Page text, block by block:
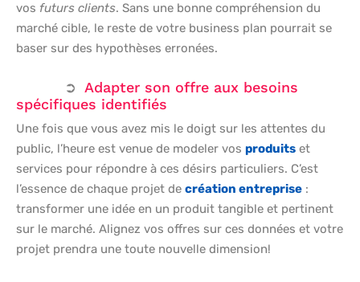
vos futurs clients. Sans une bonne compréhension du
marché cible, le reste de votre business plan pourrait se
baser sur des hypothèses erronées.
Adapter son offre aux besoins
spécifiques identifiés
Une fois que vous avez mis le doigt sur les attentes du
public, l’heure est venue de modeler vos produits et
services pour répondre à ces désirs particuliers. C’est
l’essence de chaque projet de création entreprise :
transformer une idée en un produit tangible et pertinent
sur le marché. Alignez vos offres sur ces données et votre
projet prendra une toute nouvelle dimension!